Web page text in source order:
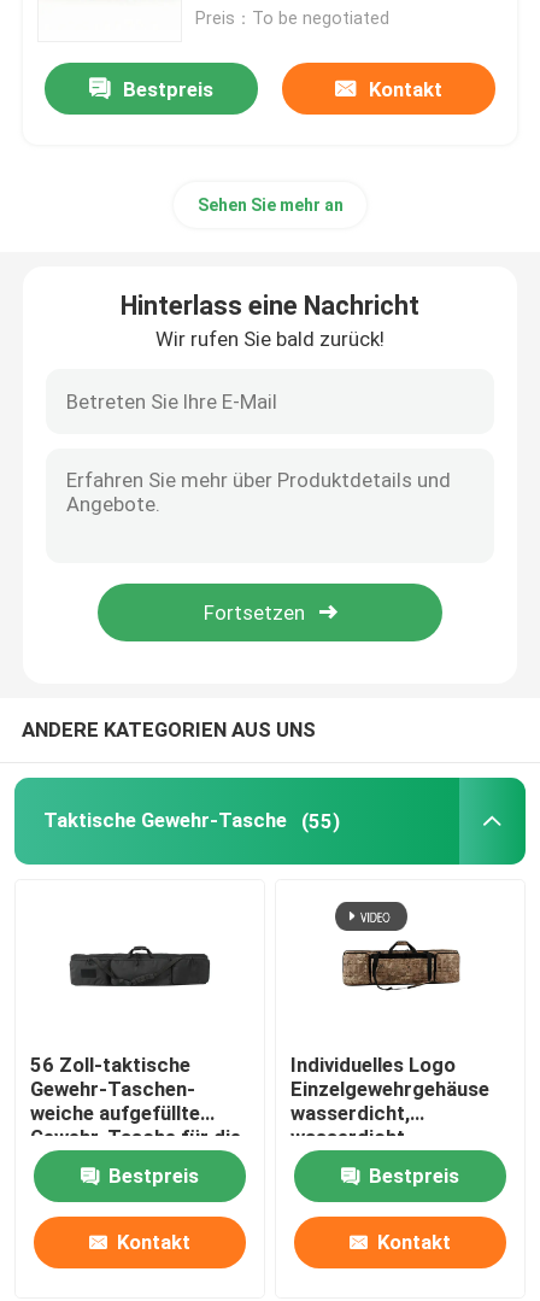
Strecken-Gewehr-Tasche
Militärischer taktischer Rucksack
Pistolen-Gewehr-Tasche
Binokularer Geschirr-Kasten
Bogenschießen-weicher Bogen-Fall
Sport im Freien wandert
Isolierkühltaschen
Fahrbare Gepäck-Tasche
WASSERDICHTE GEWEHR-SOCKE
Preis：To be negotiated
Bestpreis Kontakt
Sehen Sie mehr an
Hinterlass eine Nachricht
Wir rufen Sie bald zurück!
ANDERE KATEGORIEN AUS UNS
Taktische Gewehr-Tasche (55)
56 Zoll-taktische
Gewehr-Taschen-
weiche aufgefüllte
Gewehr-Tasche für die
schießende Jagd
Bestpreis
Kontakt
Individuelles Logo
Einzelgewehrgehäuse
wasserdicht,
wasserdicht,
Staubdicht
Bestpreis
Kontakt